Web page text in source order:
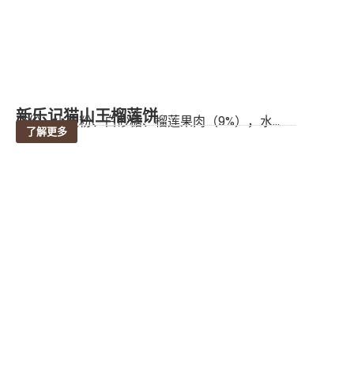
新乐记猫山王榴莲饼
成份：小麦粉、白砂糖、榴莲果肉（9%），水...
了解更多